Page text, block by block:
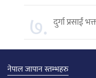
७. दुर्गा प्रसाईं
नेपाल जापान स्तम्भहरु